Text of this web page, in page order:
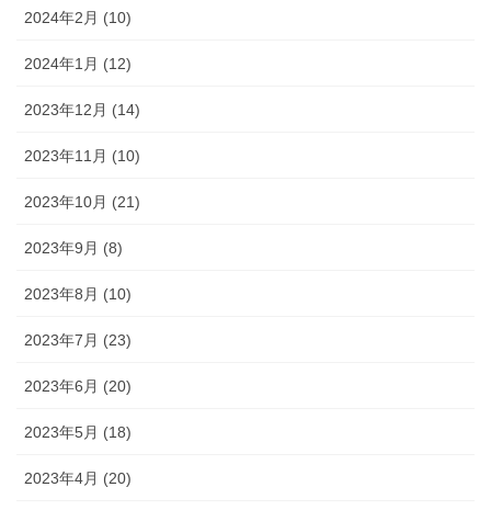
2024年2月 (10)
2024年1月 (12)
2023年12月 (14)
2023年11月 (10)
2023年10月 (21)
2023年9月 (8)
2023年8月 (10)
2023年7月 (23)
2023年6月 (20)
2023年5月 (18)
2023年4月 (20)